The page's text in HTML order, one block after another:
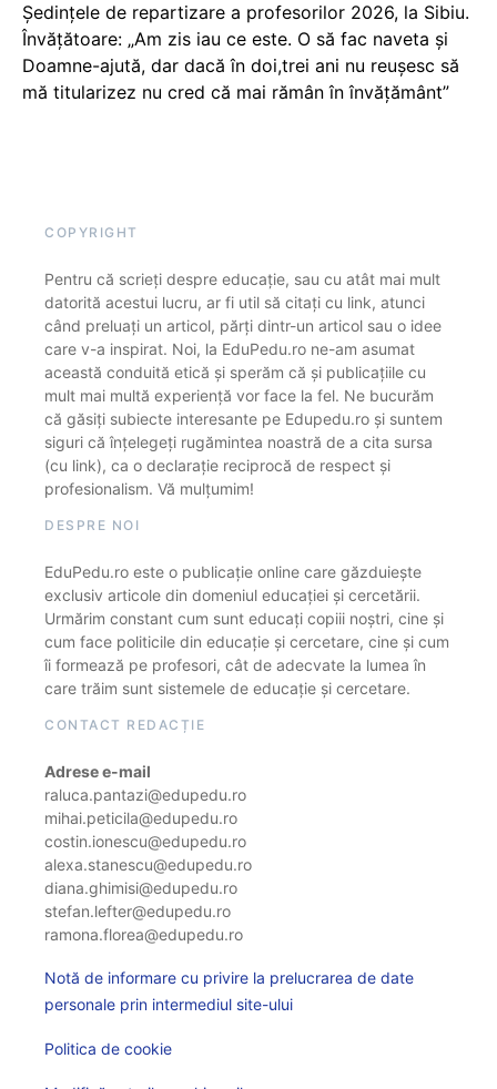
Ședințele de repartizare a profesorilor 2026, la Sibiu.
Învățătoare: „Am zis iau ce este. O să fac naveta și
Doamne-ajută, dar dacă în doi,trei ani nu reușesc să
mă titularizez nu cred că mai rămân în învățământ”
COPYRIGHT
Pentru că scrieți despre educație, sau cu atât mai mult
datorită acestui lucru, ar fi util să citați cu link, atunci
când preluați un articol, părți dintr-un articol sau o idee
care v-a inspirat. Noi, la EduPedu.ro ne-am asumat
această conduită etică și sperăm că și publicațiile cu
mult mai multă experiență vor face la fel. Ne bucurăm
că găsiți subiecte interesante pe Edupedu.ro și suntem
siguri că înțelegeți rugămintea noastră de a cita sursa
(cu link), ca o declarație reciprocă de respect și
profesionalism. Vă mulțumim!
DESPRE NOI
EduPedu.ro este o publicație online care găzduiește
exclusiv articole din domeniul educației și cercetării.
Urmărim constant cum sunt educați copiii noștri, cine și
cum face politicile din educație și cercetare, cine și cum
îi formează pe profesori, cât de adecvate la lumea în
care trăim sunt sistemele de educație și cercetare.
CONTACT REDACȚIE
Adrese e-mail
raluca.pantazi@edupedu.ro
mihai.peticila@edupedu.ro
costin.ionescu@edupedu.ro
alexa.stanescu@edupedu.ro
diana.ghimisi@edupedu.ro
stefan.lefter@edupedu.ro
ramona.florea@edupedu.ro
Notă de informare cu privire la prelucrarea de date
personale prin intermediul site-ului
Politica de cookie